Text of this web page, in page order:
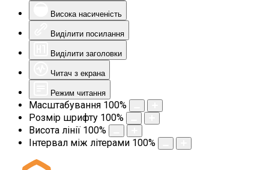
Висока насиченість
Виділити посилання
Виділити заголовки
Читач з екрана
Режим читання
Масштабування 100%
Розмір шрифту 100%
Висота лінії 100%
Інтервал між літерами 100%